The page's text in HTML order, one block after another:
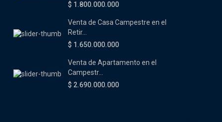
$ 1.800.000.000
Venta de Casa Campestre en el
Retir...
$ 1.650.000.000
Venta de Apartamento en el
Campestr...
$ 2.690.000.000